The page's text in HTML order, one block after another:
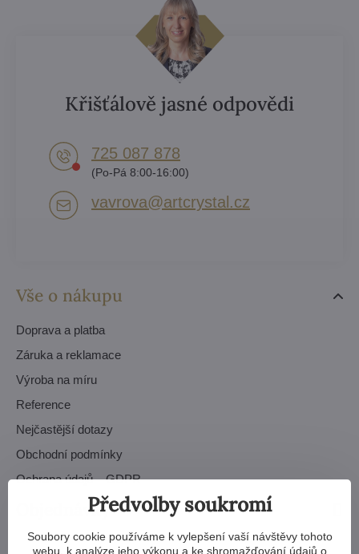
Vše o nákupu
Doprava a platba
Záruka a reklamace
Výroba na míru
Reference
Nejčastější dotazy
Obchodní podmínky
Ochrana údajů – GDPR
Objednávky
Křišťálově jasné odpovědi
725 087 878​
(Po-Pá 8:00-16:00)
vavrova​@artcrystal​.cz
Předvolby soukromí
Soubory cookie používáme k vylepšení vaší návštěvy tohoto
webu, k analýze jeho výkonu a ke shromažďování údajů o